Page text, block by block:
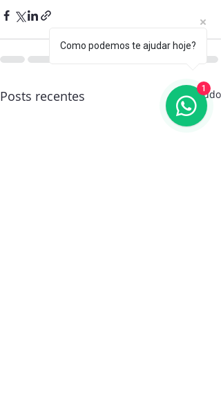
Posts recentes Ver tudo
Como podemos te ajudar hoje?
1